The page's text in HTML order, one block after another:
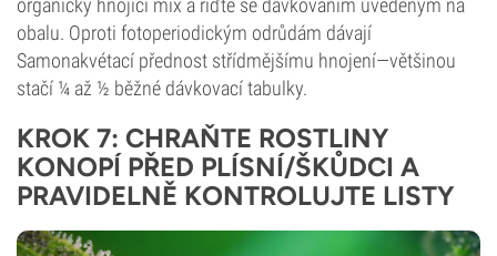
obalu. Oproti fotoperiodickým odrůdám dávají
Samonakvétací přednost střídmějšímu hnojení—většinou
stačí ¼ až ½ běžné dávkovací tabulky.
KROK 7: CHRAŇTE ROSTLINY
KONOPÍ PŘED PLÍSNÍ/ŠKŮDCI A
PRAVIDELNĚ KONTROLUJTE LISTY